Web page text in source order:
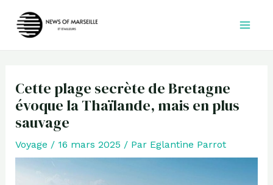
Cette plage secrète de Bretagne
évoque la Thaïlande, mais en plus
sauvage
Voyage / 16 mars 2025 / Par Eglantine Parrot